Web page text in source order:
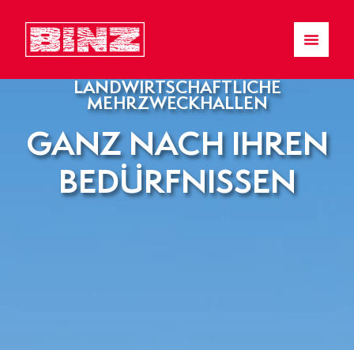
LANDWIRTSCHAFTLICHE
MEHRZWECKHALLEN
GANZ NACH IHREN
BEDÜRFNISSEN